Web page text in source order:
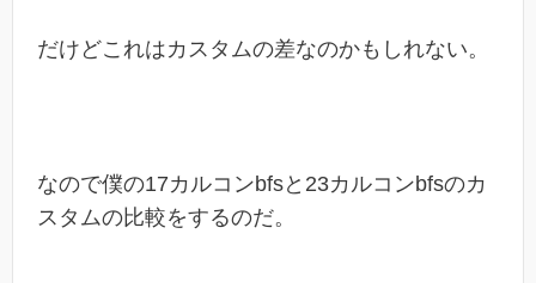
だけどこれはカスタムの差なのかもしれない。
なので僕の17カルコンbfsと23カルコンbfsのカ
スタムの比較をするのだ。